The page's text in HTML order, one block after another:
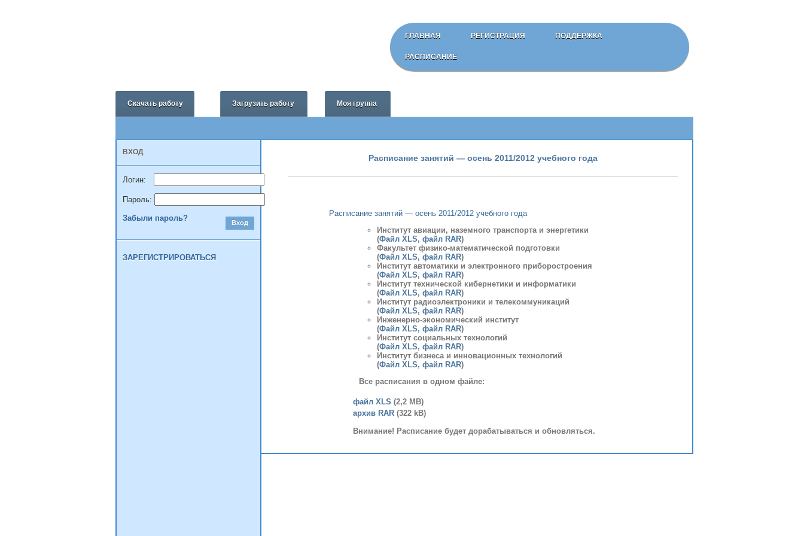
ГЛАВНАЯ РЕГИСТРАЦИЯ ПОДДЕРЖКА
РАСПИСАНИЕ
Скачать работу Загрузить работу Моя группа
ВХОД
Логин:
Пароль:
Вход
Забыли пароль?
ЗАРЕГИСТРИРОВАТЬСЯ
Расписание занятий — осень 2011/2012 учебного года
Расписание занятий — осень 2011/2012 учебного года
Институт авиации, наземного транспорта и энергетики
(Файл XLS, файл RAR)
Факультет физико-математической подготовки
(Файл XLS, файл RAR)
Институт автоматики и электронного приборостроения
(Файл XLS, файл RAR)
Институт технической кибернетики и информатики
(Файл XLS, файл RAR)
Институт радиоэлектроники и телекоммуникаций
(Файл XLS, файл RAR)
Инженерно-экономический институт
(Файл XLS, файл RAR)
Институт социальных технологий
(Файл XLS, файл RAR)
Институт бизнеса и инновационных технологий
(Файл XLS, файл RAR)
Все расписания в одном файле:
файл XLS (2,2 MB)
архив RAR (322 kB)
Внимание! Расписание будет дорабатываться и обновляться.